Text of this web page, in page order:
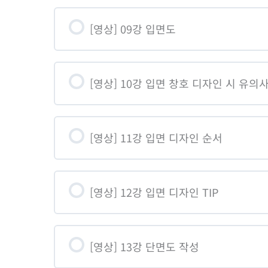
08-01. 지붕평면도-평지붕, 경사
08-02. 지붕평면도-모임지붕
[영상] 09강 입면도
[영상] 10강 입면 창호 디자인 시 유의
[영상] 11강 입면 디자인 순서
[영상] 12강 입면 디자인 TIP
[영상] 13강 단면도 작성